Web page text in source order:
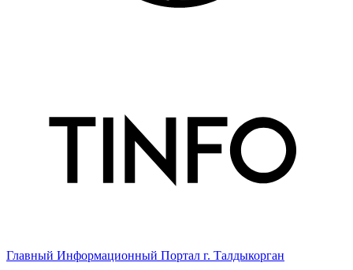
Главный Информационный Портал г. Талдыкорган